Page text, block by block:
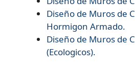
Diseño de Muros de
Hormigon Armado.
Diseño de Muros de
(Ecologicos).